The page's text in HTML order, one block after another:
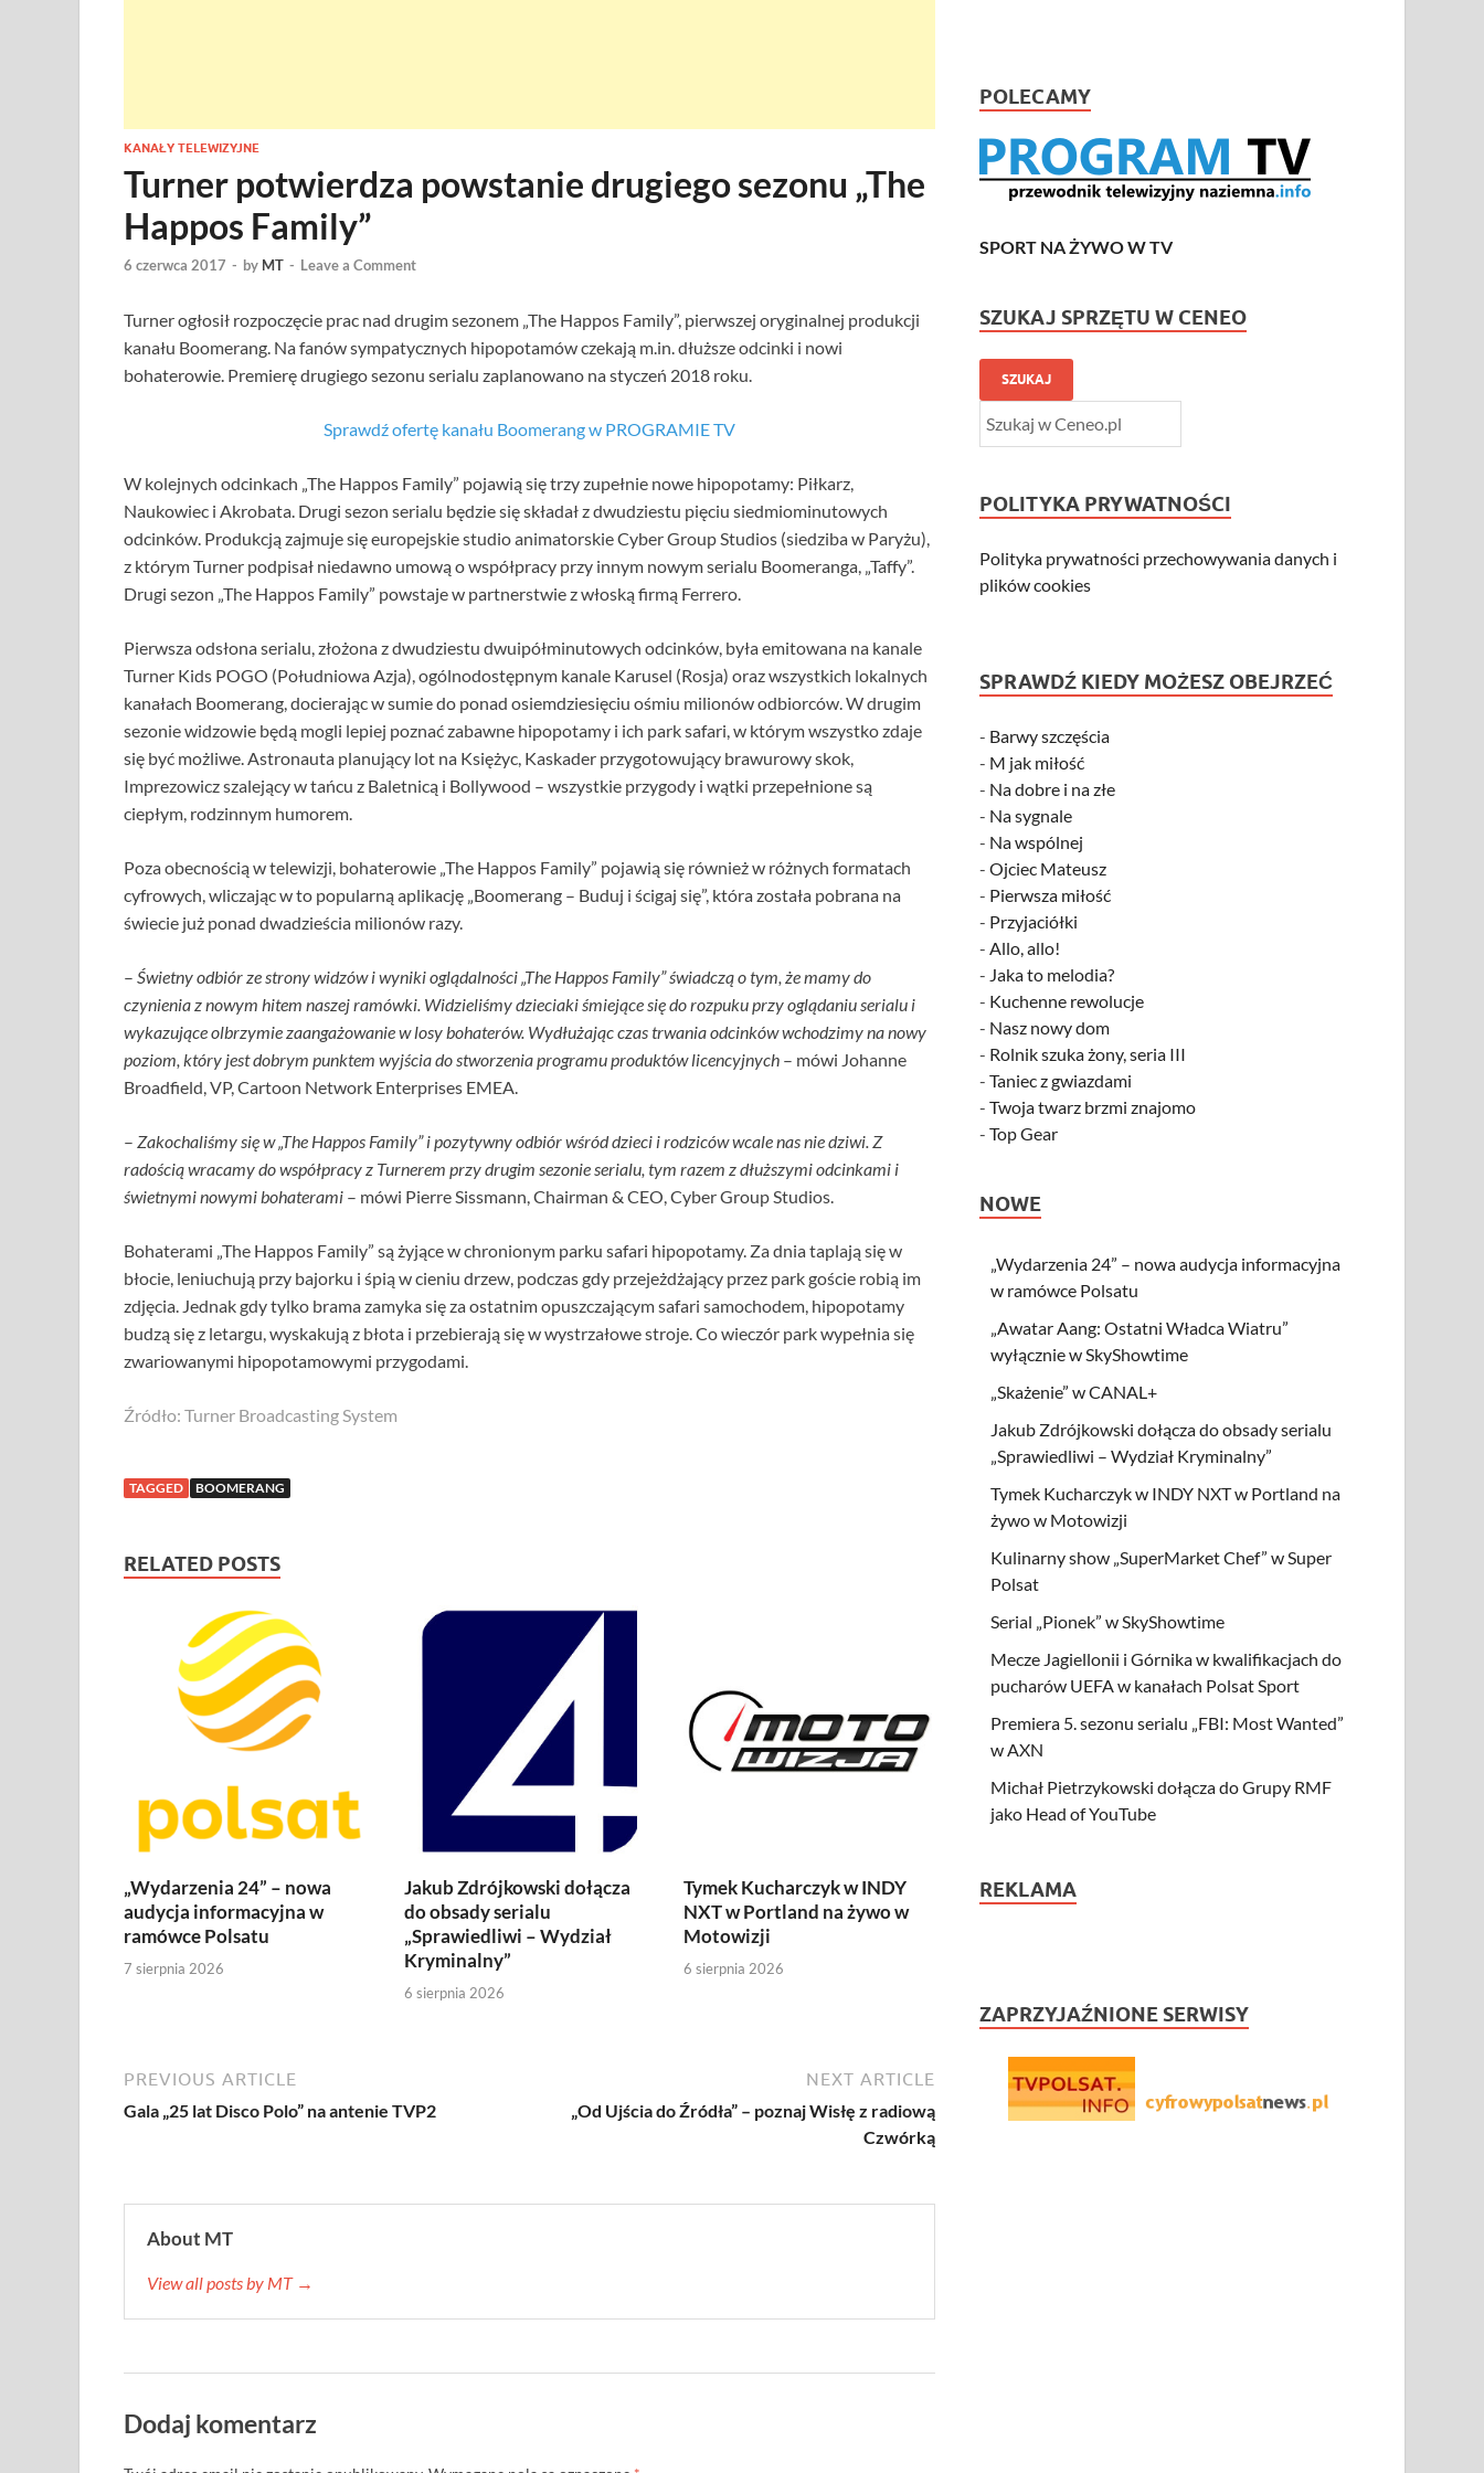
KANAŁY TELEWIZYJNE
Turner potwierdza powstanie drugiego sezonu „The
Happos Family”
6 czerwca 2017 - by MT - Leave a Comment
Turner ogłosił rozpoczęcie prac nad drugim sezonem „The Happos Family”, pierwszej oryginalnej produkcji
kanału Boomerang. Na fanów sympatycznych hipopotamów czekają m.in. dłuższe odcinki i nowi
bohaterowie. Premierę drugiego sezonu serialu zaplanowano na styczeń 2018 roku.
Sprawdź ofertę kanału Boomerang w PROGRAMIE TV
W kolejnych odcinkach „The Happos Family” pojawią się trzy zupełnie nowe hipopotamy: Piłkarz,
Naukowiec i Akrobata. Drugi sezon serialu będzie się składał z dwudziestu pięciu siedmiominutowych
odcinków. Produkcją zajmuje się europejskie studio animatorskie Cyber Group Studios (siedziba w Paryżu),
z którym Turner podpisał niedawno umową o współpracy przy innym nowym serialu Boomeranga, „Taffy”.
Drugi sezon „The Happos Family” powstaje w partnerstwie z włoską firmą Ferrero.
Pierwsza odsłona serialu, złożona z dwudziestu dwuipółminutowych odcinków, była emitowana na kanale
Turner Kids POGO (Południowa Azja), ogólnodostępnym kanale Karusel (Rosja) oraz wszystkich lokalnych
kanałach Boomerang, docierając w sumie do ponad osiemdziesięciu ośmiu milionów odbiorców. W drugim
sezonie widzowie będą mogli lepiej poznać zabawne hipopotamy i ich park safari, w którym wszystko zdaje
się być możliwe. Astronauta planujący lot na Księżyc, Kaskader przygotowujący brawurowy skok,
Imprezowicz szalejący w tańcu z Baletnicą i Bollywood – wszystkie przygody i wątki przepełnione są
ciepłym, rodzinnym humorem.
Poza obecnością w telewizji, bohaterowie „The Happos Family” pojawią się również w różnych formatach
cyfrowych, wliczając w to popularną aplikację „Boomerang – Buduj i ścigaj się”, która została pobrana na
świecie już ponad dwadzieścia milionów razy.
– Świetny odbiór ze strony widzów i wyniki oglądalności „The Happos Family” świadczą o tym, że mamy do
czynienia z nowym hitem naszej ramówki. Widzieliśmy dzieciaki śmiejące się do rozpuku przy oglądaniu serialu i
wykazujące olbrzymie zaangażowanie w losy bohaterów. Wydłużając czas trwania odcinków wchodzimy na nowy
poziom, który jest dobrym punktem wyjścia do stworzenia programu produktów licencyjnych – mówi Johanne
Broadfield, VP, Cartoon Network Enterprises EMEA.
– Zakochaliśmy się w „The Happos Family” i pozytywny odbiór wśród dzieci i rodziców wcale nas nie dziwi. Z
radością wracamy do współpracy z Turnerem przy drugim sezonie serialu, tym razem z dłuższymi odcinkami i
świetnymi nowymi bohaterami – mówi Pierre Sissmann, Chairman & CEO, Cyber Group Studios.
Bohaterami „The Happos Family” są żyjące w chronionym parku safari hipopotamy. Za dnia taplają się w
błocie, leniuchują przy bajorku i śpią w cieniu drzew, podczas gdy przejeżdżający przez park goście robią im
zdjęcia. Jednak gdy tylko brama zamyka się za ostatnim opuszczającym safari samochodem, hipopotamy
budzą się z letargu, wyskakują z błota i przebierają się w wystrzałowe stroje. Co wieczór park wypełnia się
zwariowanymi hipopotamowymi przygodami.
Źródło: Turner Broadcasting System
TAGGED BOOMERANG
RELATED POSTS
„Wydarzenia 24” – nowa
audycja informacyjna w
ramówce Polsatu
7 sierpnia 2026
Jakub Zdrójkowski dołącza
do obsady serialu
„Sprawiedliwi – Wydział
Kryminalny”
6 sierpnia 2026
Tymek Kucharczyk w INDY
NXT w Portland na żywo w
Motowizji
6 sierpnia 2026
PREVIOUS ARTICLE
Gala „25 lat Disco Polo” na antenie TVP2
NEXT ARTICLE
„Od Ujścia do Źródła” – poznaj Wisłę z radiową
Czwórką
About MT
View all posts by MT →
Dodaj komentarz
POLECAMY
SPORT NA ŻYWO W TV
SZUKAJ SPRZĘTU W CENEO
SZUKAJ
POLITYKA PRYWATNOŚCI
Polityka prywatności przechowywania danych i
plików cookies
SPRAWDŹ KIEDY MOŻESZ OBEJRZEĆ
- Barwy szczęścia
- M jak miłość
- Na dobre i na złe
- Na sygnale
- Na wspólnej
-Ojciec Mateusz
- Pierwsza miłość
- Przyjaciółki
-Allo, allo!
- Jaka to melodia?
- Kuchenne rewolucje
- Nasz nowy dom
- Rolnik szuka żony, seria III
-Taniec z gwiazdami
-Twoja twarz brzmi znajomo
-Top Gear
NOWE
„Wydarzenia 24” – nowa audycja informacyjna
w ramówce Polsatu
„Awatar Aang: Ostatni Władca Wiatru”
wyłącznie w SkyShowtime
„Skażenie” w CANAL+
Jakub Zdrójkowski dołącza do obsady serialu
„Sprawiedliwi – Wydział Kryminalny”
Tymek Kucharczyk w INDY NXT w Portland na
żywo w Motowizji
Kulinarny show „SuperMarket Chef” w Super
Polsat
Serial „Pionek” w SkyShowtime
Mecze Jagiellonii i Górnika w kwalifikacjach do
pucharów UEFA w kanałach Polsat Sport
Premiera 5. sezonu serialu „FBI: Most Wanted”
w AXN
Michał Pietrzykowski dołącza do Grupy RMF
jako Head of YouTube
REKLAMA
ZAPRZYJAŹNIONE SERWISY